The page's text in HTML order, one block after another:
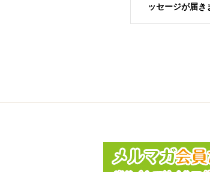
ッセージが届き